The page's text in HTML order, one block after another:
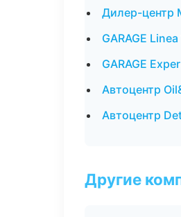
Дилер-центр
GARAGE
GARAGE
Автоцентр
Автоцентр
Другие